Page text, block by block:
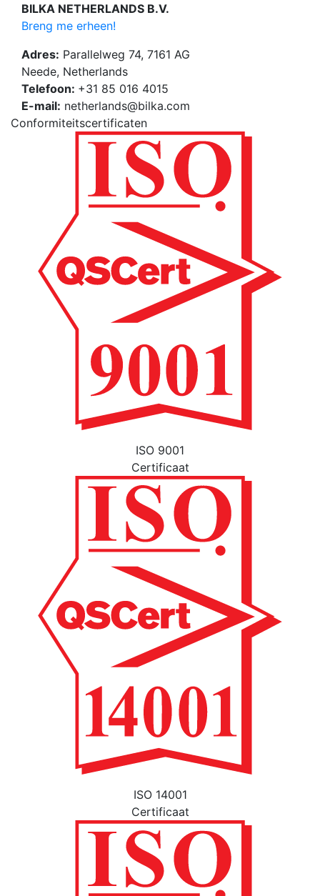
BILKA NETHERLANDS B.V.
Breng me erheen!
Adres: Parallelweg 74, 7161 AG
Neede, Netherlands
Telefoon: +31 85 016 4015
E-mail: netherlands@bilka.com
Conformiteitscertificaten
ISO 9001
Certificaat
ISO 14001
Certificaat